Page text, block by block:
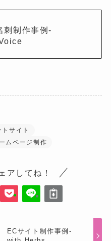
刺制作事例-
サイト
ムページ制作
アしてね！
ECサイト制作事例-